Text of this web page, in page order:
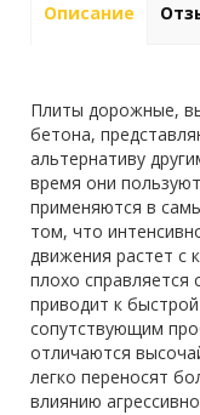
Описание
Плиты дорожные,
бетона,
альтернативу
время они
применяются в
том, что
движения растет с
плохо справляется
приводит к
сопутствующим
отличаются
легко переносят
влиянию